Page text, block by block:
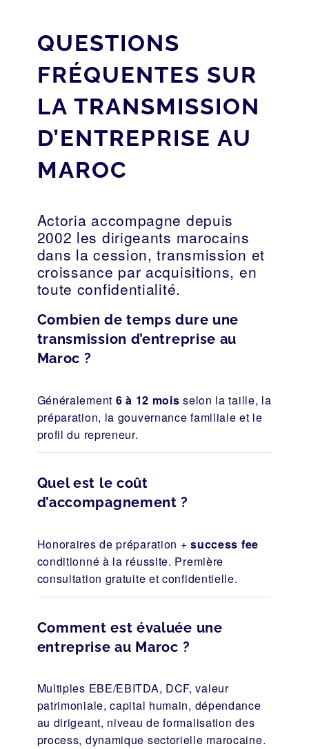
QUESTIONS
FRÉQUENTES SUR
LA TRANSMISSION
D’ENTREPRISE AU
MAROC
Actoria accompagne depuis
2002 les dirigeants marocains
dans la cession, transmission et
croissance par acquisitions, en
toute confidentialité.
Combien de temps dure une
transmission d’entreprise au
Maroc ?
Généralement 6 à 12 mois selon la taille, la
préparation, la gouvernance familiale et le
profil du repreneur.
Quel est le coût
d’accompagnement ?
Honoraires de préparation +success fee
conditionné à la réussite. Première
consultation gratuite et confidentielle.
Comment est évaluée une
entreprise au Maroc ?
Multiples EBE/EBITDA, DCF, valeur
patrimoniale, capital humain, dépendance
au dirigeant, niveau de formalisation des
process, dynamique sectorielle marocaine.